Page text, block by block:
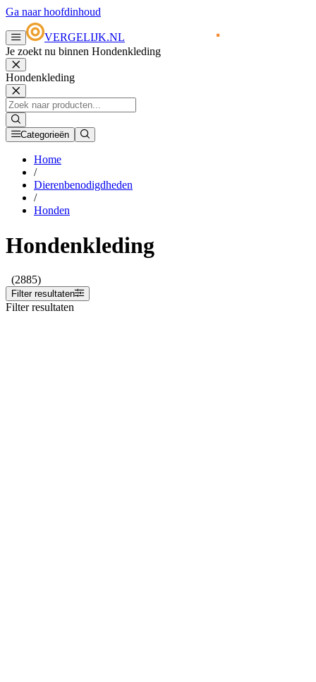
Ga naar hoofdinhoud
VERGELIJK.NL
Je zoekt nu binnen Hondenkleding
Hondenkleding
Categorieën
Home
/
Dierenbenodigdheden
/
Honden
Hondenkleding
(2885)
Filter resultaten
Filter resultaten